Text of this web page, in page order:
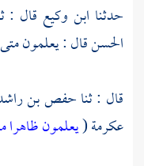
حدثنا ابن وكيع قال :
الحسنقال : يعلمون
قال : ثناحفص بن راشد
عكرمة(يعلمون ظاهرا